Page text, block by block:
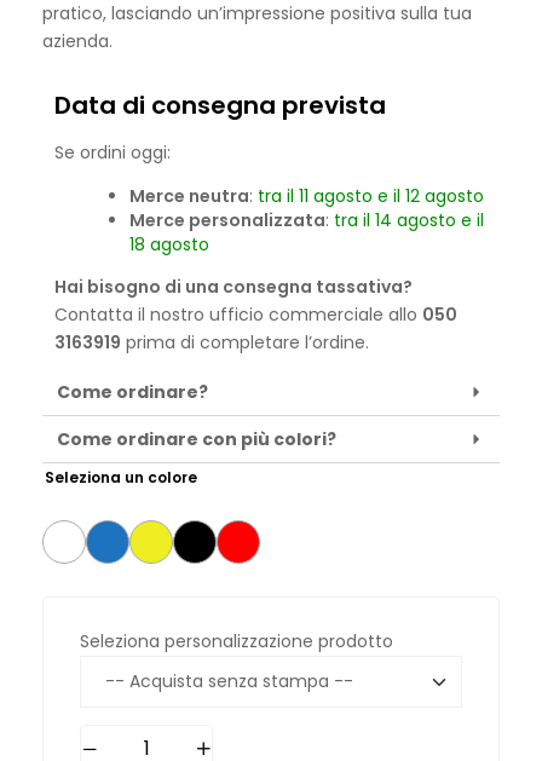
pratico, lasciando un’impressione positiva sulla tua
azienda.
Data di consegna prevista
Se ordini oggi:
Merce neutra: tra il 11 agosto e il 12 agosto
Merce personalizzata: tra il 14 agosto e il
18 agosto
Hai bisogno di una consegna tassativa?
Contatta il nostro ufficio commerciale allo 050
3163919 prima di completare l’ordine.
Come ordinare?
Come ordinare con più colori?
Seleziona un colore
Seleziona personalizzazione prodotto